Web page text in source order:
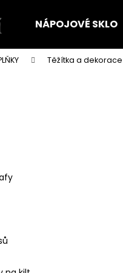
NÁPOJOVÉ SKLO
Těžítka a dekorace